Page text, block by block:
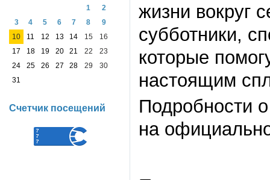
жизни вокруг
субботники,
которые
настоящим
Подробности
на
1
2
3
4 5 6 7 8
9
10
11 12 13 14 15
16
17
18 19 20 21 22
23
24
25 26 27 28 29
30
31
Счетчик посещений